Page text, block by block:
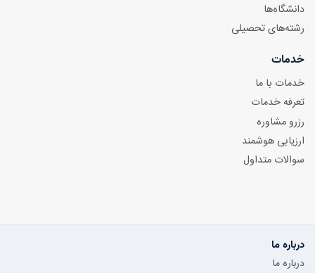
دانشگاه‌ها
رشته‌های تحصیلی
خدمات
خدمات با ما
تعرفه خدمات
رزرو مشاوره
ارزیابی هوشمند
سوالات متداول
درباره ما
درباره ما